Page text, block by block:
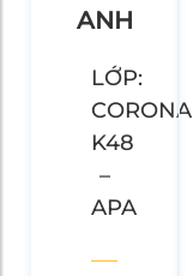
ANH
LỚP:
CORONA
K48
–
APA